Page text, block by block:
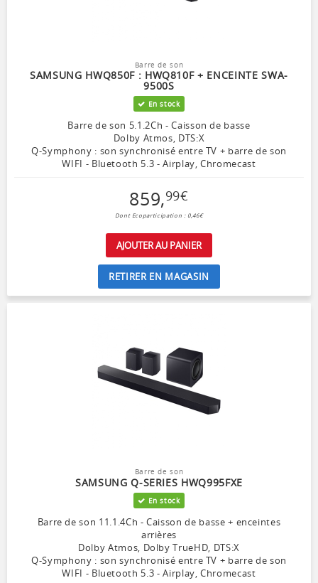
Barre de son
SAMSUNG HWQ850F : HWQ810F + ENCEINTE SWA-
9500S
En stock
Barre de son 5.1.2Ch - Caisson de basse
Dolby Atmos, DTS:X
Q-Symphony : son synchronisé entre TV + barre de son
WIFI - Bluetooth 5.3 - Airplay, Chromecast
859,99€
Dont Ecoparticipation : 0,46€
AJOUTER AU PANIER
RETIRER EN MAGASIN
Barre de son
SAMSUNG Q-SERIES HWQ995FXE
En stock
Barre de son 11.1.4Ch - Caisson de basse + enceintes
arrières
Dolby Atmos, Dolby TrueHD, DTS:X
Q-Symphony : son synchronisé entre TV + barre de son
WIFI - Bluetooth 5.3 - Airplay, Chromecast